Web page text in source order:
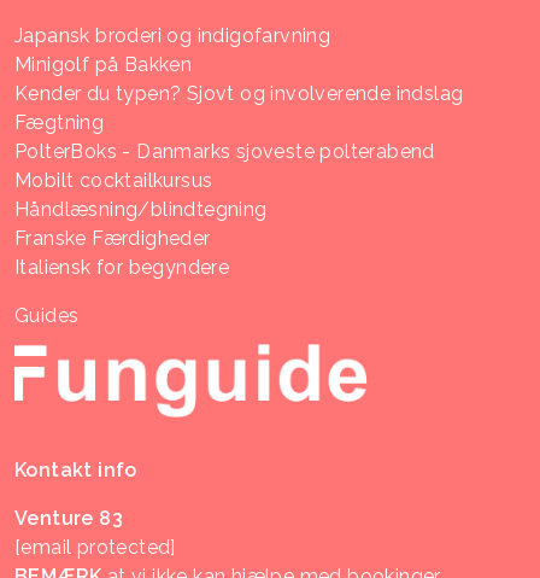
Japansk broderi og indigofarvning
Minigolf på Bakken
Kender du typen? Sjovt og involverende indslag
Fægtning
PolterBoks - Danmarks sjoveste polterabend
Mobilt cocktailkursus
Håndlæsning/blindtegning
Franske Færdigheder
Italiensk for begyndere
Guides
Kontakt info
Venture 83
[email protected]